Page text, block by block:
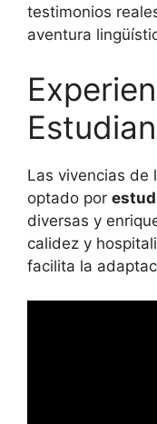
testimonios
aventura
Las vivencias de
optado por
diversas y
calidez y
facilita la